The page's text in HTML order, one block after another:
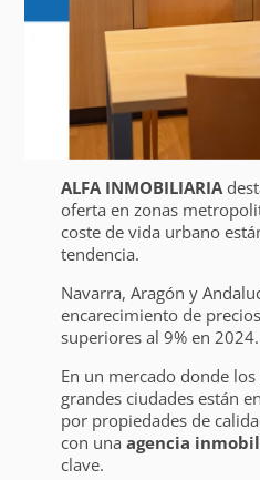
ALFA INMOBILIARIA
oferta en zonas
coste de vida urbano
tendencia.
Navarra, Aragón y
encarecimiento de
superiores al 9% en 2024.
En un mercado donde
grandes ciudades están
por propiedades de
con una agencia
clave.